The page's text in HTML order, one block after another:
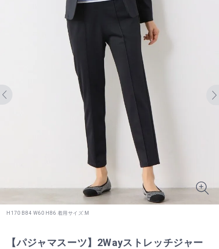
H170 B84 W60 H86 着用サイズ:M
【パジャマスーツ】2Wayストレッチジャー